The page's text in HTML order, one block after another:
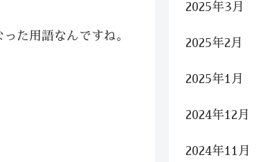
た用語なんですね。
2025年3月
2025年2月
2025年1月
2024年12月
2024年11月